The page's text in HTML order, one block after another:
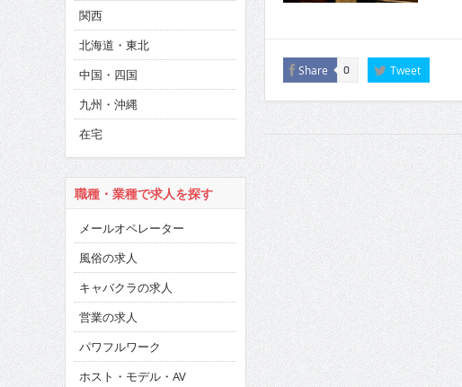
Share 0 Tweet
関西
北海道・東北
中国・四国
九州・沖縄
在宅
職種・業種で求人を探す
メールオペレーター
風俗の求人
キャバクラの求人
営業の求人
パワフルワーク
ホスト・モデル・AV